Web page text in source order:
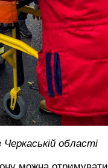
області